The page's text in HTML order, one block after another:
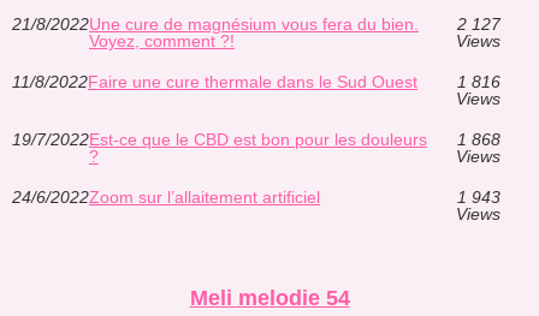
21/8/2022Une cure de magnésium vous fera du bien.
Voyez, comment ?!
2 127
Views
11/8/2022Faire une cure thermale dans le Sud Ouest
1 816
Views
19/7/2022Est-ce que le CBD est bon pour les douleurs
?
1 868
Views
24/6/2022Zoom sur l’allaitement artificiel
1 943
Views
Meli melodie 54